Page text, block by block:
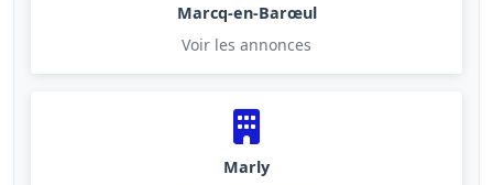
Marcq-en-Barœul
Voir les annonces
Marly